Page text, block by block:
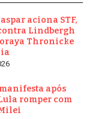
A PEC já coleta
vez a tentativa do
nos próximos dias,
a competência
da Corte –
Gilmar Mendes